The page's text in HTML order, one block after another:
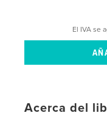
El IVA se
Acerca del